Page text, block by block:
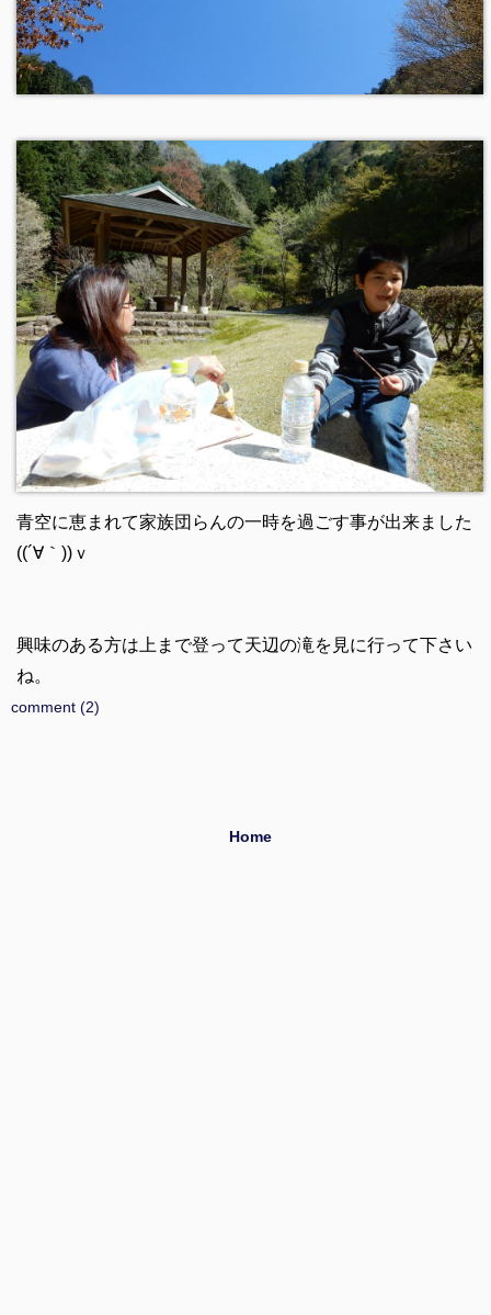
青空に恵まれて家族団らんの一時を過ごす事が出来ました
((´∀｀))ｖ
興味のある方は上まで登って天辺の滝を見に行って下さい
ね。
comment (2)
Home